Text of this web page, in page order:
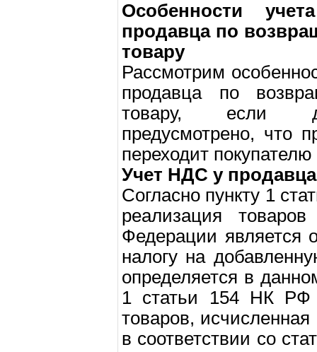
Особенности
продавца по
товару
Рассмотрим
продавца по
товару, если
предусмотрено, что
переходит
Учет НДС у продавца
Согласно пункту 1
реализация
Федерации является
налогу на
определяется в
1 статьи 154 НК РФ
товаров,
в соответствии со